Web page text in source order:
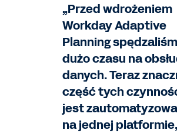
„Przed wdrożeniem
Workday Adaptive
Planning
dużo czasu na
danych. Teraz
część tych
jest
na jednej